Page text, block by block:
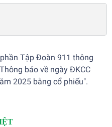
Tập Đoàn 911 thông
báo về ngày ĐKCC
2025 bằng cổ phiếu".